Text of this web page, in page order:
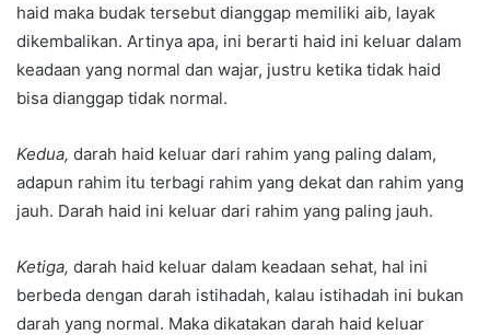
haid maka budak tersebut dianggap memiliki aib, layak
dikembalikan. Artinya apa, ini berarti haid ini keluar dalam
keadaan yang normal dan wajar, justru ketika tidak haid
bisa dianggap tidak normal.
Kedua, darah haid keluar dari rahim yang paling dalam,
adapun rahim itu terbagi rahim yang dekat dan rahim yang
jauh. Darah haid ini keluar dari rahim yang paling jauh.
Ketiga, darah haid keluar dalam keadaan sehat, hal ini
berbeda dengan darah istihadah, kalau istihadah ini bukan
darah yang normal. Maka dikatakan darah haid keluar